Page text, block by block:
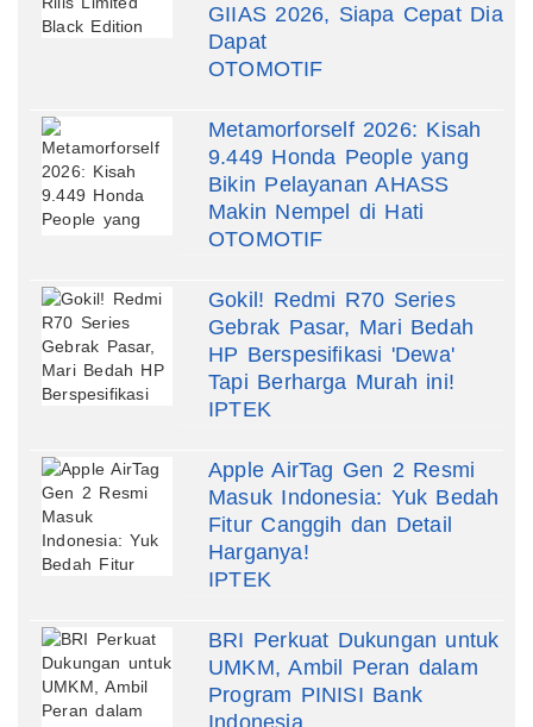
GIIAS 2026, Siapa Cepat Dia
Dapat
OTOMOTIF
Metamorforself 2026: Kisah
9.449 Honda People yang
Bikin Pelayanan AHASS
Makin Nempel di Hati
OTOMOTIF
Gokil! Redmi R70 Series
Gebrak Pasar, Mari Bedah
HP Berspesifikasi 'Dewa'
Tapi Berharga Murah ini!
IPTEK
Apple AirTag Gen 2 Resmi
Masuk Indonesia: Yuk Bedah
Fitur Canggih dan Detail
Harganya!
IPTEK
BRI Perkuat Dukungan untuk
UMKM, Ambil Peran dalam
Program PINISI Bank
Indonesia